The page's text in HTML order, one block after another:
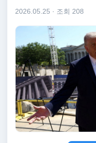
2026.05.25 · 조회 208